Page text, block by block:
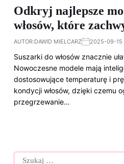
Odkryj najlepsze
włosów, które
AUTOR:DAWID MIELCARZ 2025-09-15
Suszarki do włosów znacznie
Nowoczesne modele mają
dostosowujące temperaturę i
kondycji włosów, dzięki czemu
przegrzewanie…